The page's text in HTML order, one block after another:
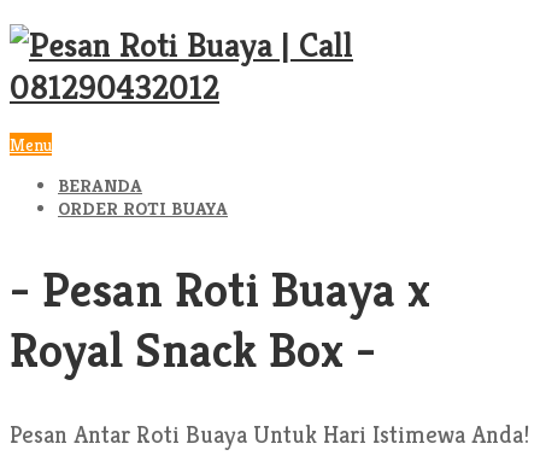
Menu
BERANDA
ORDER ROTI BUAYA
- Pesan Roti Buaya x
Royal Snack Box -
Pesan Antar Roti Buaya Untuk Hari Istimewa Anda!